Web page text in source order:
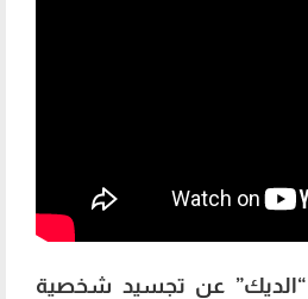
عن تجسيد شخصية